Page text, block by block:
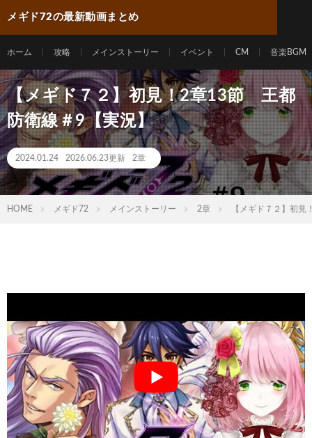
メギド72の最新動画まとめ
ホーム 攻略 メインストーリー イベント CM 音楽BGM
【メギド７２】初見！2章13節 王都
防衛線＃9【実況】
2024.01.24 2026.06.23更新 2章
HOME メギド72 メインストーリー 2章 【メギド７２】初